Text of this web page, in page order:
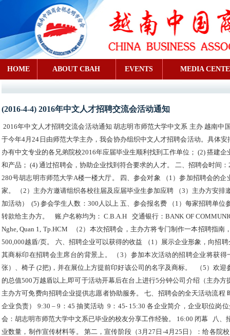
HOME ABOUT CBAH EVENTS MEDIA
(2016-4-4) 2016年中文人才招聘交流会活动通知
2016年中文人才招聘交流会活动通知 胡志明市师范大学中文系 主办 越南
于今年4月24日由师范大学主办，我会协办组织中文人才招聘会活动。具体
办有中文专业的各兄弟院校2016年应届毕业生顺利找到工作单位； (2) 搭建
和产品； (4) 通过招聘会，协助企业找到符合要求的人才。 二、招聘会时间
280号胡志明市师范大学A楼一楼大厅。 四、参会对象 （1）参加招聘会的
家。 （2）主办方邀请组织各校往届及应届毕业生参加应聘 （3）主办方安
加活动） (5) 参会学生人数：300人以上 五、参会报名费 （1）每家招聘单
转款给主办方。 账户名称均为： C.B.A.H 交通银行：BANK OF
Nghe, Quan 1, Tp.HCM （2）本次招聘会，主办方将专门制作一本招聘指
500,000越盾/页。 六、招聘企业可以获得的收益 （1）展示企业形象，向招
其商标印在招聘会主席台的背景上。 （3）参加本次活动的招聘企业将获
张）、椅子 (2把)，并在展位上方提前印好该公司的名字及商标。 （5）欢
的总值500万越盾以上,即可于活动开幕后在台上进行5分钟公司介绍（主办
主办方可免费向招聘企业提供志愿者协助服务。 七、招聘会的全天活动流
企业负责） 9:30 – 9：45 抽奖活动 9：45- 15:30 各企业简介，企业职位岗
会：胡志明市师范大学中文系已毕业的校友分享工作经验。 16:00 闭幕 八
业数量，制作宣传材料等。 第二，宣传阶段（3月27日-4月25日）：给各院